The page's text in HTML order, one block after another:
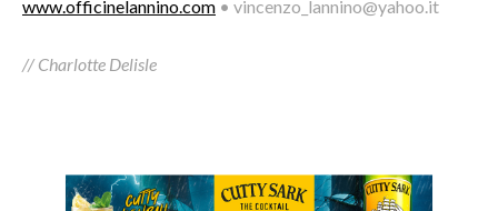
www.officinelannino.com • vincenzo_lannino@yahoo.it
// Charlotte Delisle